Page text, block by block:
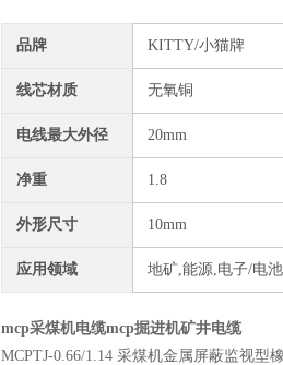
品牌 KITTY/小猫牌
线芯材质 无氧铜
电线最大外径 20mm
净重 1.8
外形尺寸 10mm
应用领域 地矿,能源,电子/电
mcp采煤机电缆mcp掘进机矿井电缆
MCPTJ-0.66/1.14 采煤机金属屏蔽监视型